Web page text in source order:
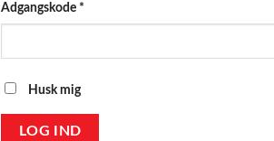
Adgangskode *
Husk mig
LOG IND